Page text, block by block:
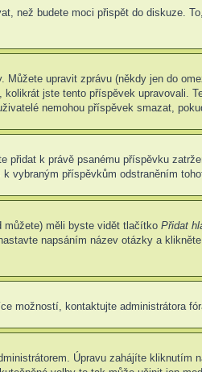
než budete moci přispět do diskuze.
upravit zprávu (někdy jen do
jste tento příspěvek upravovali.
nemohou příspěvek smazat,
přidat k právě psanému příspěvku
vybraným příspěvkům odstraněním
můžete) měli byste vidět tlačítko Přidat
napsáním název otázky a
možností, kontaktujte administrátora
Úpravu zahájíte